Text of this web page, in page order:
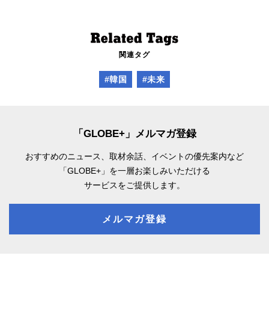
関連タグ
#韓国 #未来
「GLOBE+」メルマガ登録
おすすめのニュース、取材余話、 イベントの優先案内など
「GLOBE+」を一層お楽しみいただける
サービスをご提供します。
メルマガ登録